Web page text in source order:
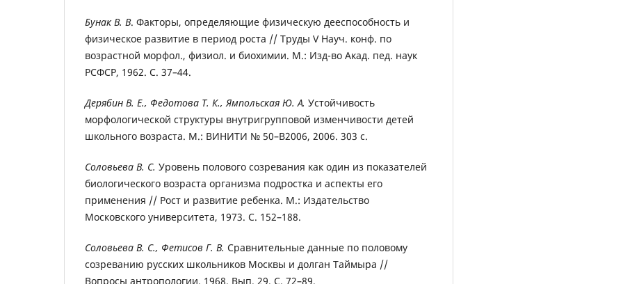
Бунак В. В. Факторы, определяющие физическую дееспособность и
физическое развитие в период роста // Труды V Науч. конф. по
возрастной морфол., физиол. и биохимии. М.: Изд-во Акад. пед. наук
РСФСР, 1962. С. 37–44.
Дерябин В. Е., Федотова Т. К., Ямпольская Ю. А. Устойчивость
морфологической структуры внутригрупповой изменчивости детей
школьного возраста. М.: ВИНИТИ № 50–В2006, 2006. 303 с.
Соловьева В. С. Уровень полового созревания как один из показателей
биологического возраста организма подростка и аспекты его
применения // Рост и развитие ребенка. М.: Издательство
Московского университета, 1973. С. 152–188.
Соловьева В. С., Фетисов Г. В. Сравнительные данные по половому
созреванию русских школьников Москвы и долган Таймыра //
Вопросы антропологии. 1968. Вып. 29. С. 72–89.